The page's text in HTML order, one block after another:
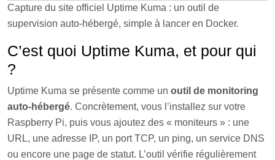
Capture du site officiel Uptime Kuma : un outil de
supervision auto-hébergé, simple à lancer en Docker.
C’est quoi Uptime Kuma, et pour qui
?
Uptime Kuma se présente comme un outil de monitoring
auto-hébergé. Concrètement, vous l’installez sur votre
Raspberry Pi, puis vous ajoutez des « moniteurs » : une
URL, une adresse IP, un port TCP, un ping, un service DNS
ou encore une page de statut. L’outil vérifie régulièrement